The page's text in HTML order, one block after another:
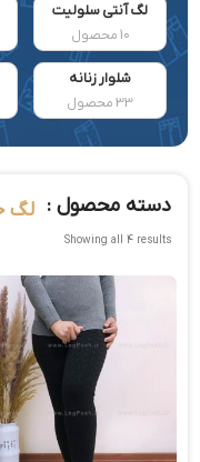
لگ آنتی سلولیت
10 محصول
شلوار زنانه
33 محصول
دسته محصول : لگ
Showing all 4 results